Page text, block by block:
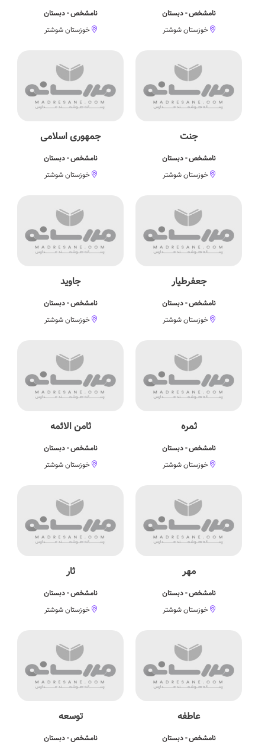
نامشخص - دبستان
خوزستان شوشتر
نامشخص - دبستان
خوزستان شوشتر
جنت
نامشخص - دبستان
خوزستان شوشتر
جمهوری اسلامی
نامشخص - دبستان
خوزستان شوشتر
جعفرطیار
نامشخص - دبستان
خوزستان شوشتر
جاوید
نامشخص - دبستان
خوزستان شوشتر
ثمره
نامشخص - دبستان
خوزستان شوشتر
ثامن الائمه
نامشخص - دبستان
خوزستان شوشتر
مهر
نامشخص - دبستان
خوزستان شوشتر
ثار
نامشخص - دبستان
خوزستان شوشتر
عاطفه
نامشخص - دبستان
توسعه
نامشخص - دبستان